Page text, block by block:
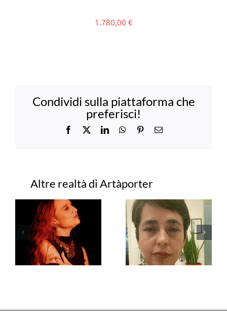
1.780,00 €
Condividi sulla piattaforma che
preferisci!
Facebook LinkedInWhatsApp
PinterestEmail
Progetti correlati